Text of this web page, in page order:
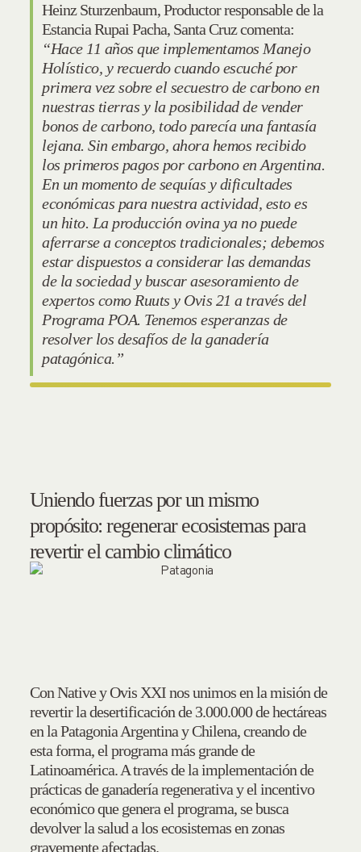
Heinz Sturzenbaum, Productor responsable de la
Estancia Rupai Pacha, Santa Cruz comenta:
“Hace 11 años que implementamos Manejo
Holístico, y recuerdo cuando escuché por
primera vez sobre el secuestro de carbono en
nuestras tierras y la posibilidad de vender
bonos de carbono, todo parecía una fantasía
lejana. Sin embargo, ahora hemos recibido
los primeros pagos por carbono en Argentina.
En un momento de sequías y dificultades
económicas para nuestra actividad, esto es
un hito. La producción ovina ya no puede
aferrarse a conceptos tradicionales; debemos
estar dispuestos a considerar las demandas
de la sociedad y buscar asesoramiento de
expertos como Ruuts y Ovis 21 a través del
Programa POA. Tenemos esperanzas de
resolver los desafíos de la ganadería
patagónica.”
Uniendo fuerzas por un mismo
propósito: regenerar ecosistemas para
revertir el cambio climático
Con Native y Ovis XXI nos unimos en la misión de
revertir la desertificación de 3.000.000 de hectáreas
en la Patagonia Argentina y Chilena, creando de
esta forma, el programa más grande de
Latinoamérica. A través de la implementación de
prácticas de ganadería regenerativa y el incentivo
económico que genera el programa, se busca
devolver la salud a los ecosistemas en zonas
gravemente afectadas.